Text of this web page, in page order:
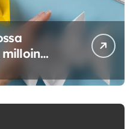
luovuttaa